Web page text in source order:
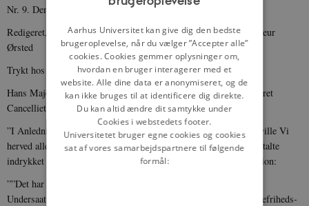
Nr. 9. Den 28de Februar 1835.
Redigeret, forlagt og udgivet af Conferentsraad og Generalprocureur
Ørsted
Trykt hos J. D. Qvist, Østergade Nr. 53.
Hans Majestæt Kongen har under 26 d. M. allernaadigst rescriberet
Cancelliet saaledes:
”I Anledning af en til Os indsendt allerunderdanigst Ansøgning ville Vi
herved allernaadigst have Vort Danske Cancellie paalagt at foranstalte
indrykket i Collegial-Tidenden følgende Vor allerhøieste Resolution:
””Det har været Os uventet at see, at flere af Vore kjære og troe
Undersaatter have kunnet ansøge om at ingen Forandring i Trykkefriheds-
DANISH
Aarhus Universitet kan give dig den bedste
brugeroplevelse, når du vælger ”Accepter alle”
cookies. Cookies gemmer oplysninger om,
hvordan en bruger interagerer med et
website. Alle dine data er anonymiseret, og de
kan ikke bruges til at identificere dig direkte.
Du kan altid ændre dit samtykke under
Cookies i webstedets footer.
Universitetet bruger egne cookies og cookies
sat af vores samarbejdspartnere til følgende
formål: